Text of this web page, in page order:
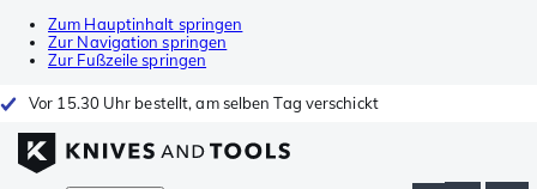
Zum Hauptinhalt springen
Zur Navigation springen
Zur Fußzeile springen
Vor 15.30 Uhr bestellt, am selben Tag verschickt